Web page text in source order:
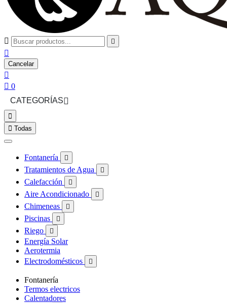
 

Cancelar

 0
CATEGORÍAS

 Todas
Fontanería 
Tratamientos de Agua 
Calefacción 
Aire Acondicionado 
Chimeneas 
Piscinas 
Riego 
Energía Solar
Aerotermia
Electrodomésticos

Fontanería
Termos electricos
Calentadores